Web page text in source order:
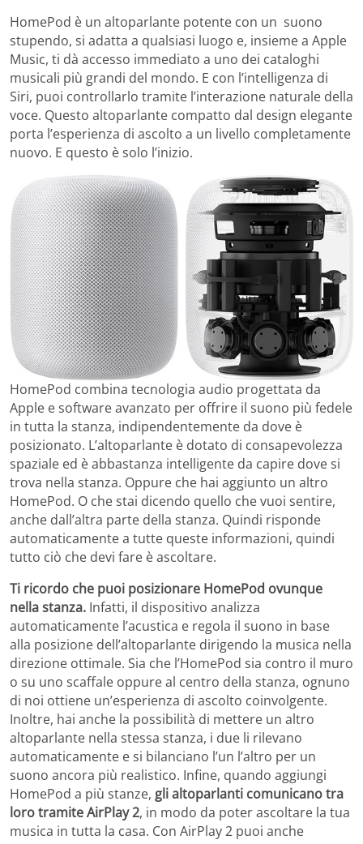
HomePod è un altoparlante potente con un suono
stupendo, si adatta a qualsiasi luogo e, insieme a Apple
Music, ti dà accesso immediato a uno dei cataloghi
musicali più grandi del mondo. E con l’intelligenza di
Siri, puoi controllarlo tramite l’interazione naturale della
voce. Questo altoparlante compatto dal design elegante
porta l’esperienza di ascolto a un livello completamente
nuovo. E questo è solo l’inizio.
HomePod combina tecnologia audio progettata da
Apple e software avanzato per offrire il suono più fedele
in tutta la stanza, indipendentemente da dove è
posizionato. L’altoparlante è dotato di consapevolezza
spaziale ed è abbastanza intelligente da capire dove si
trova nella stanza. Oppure che hai aggiunto un altro
HomePod. O che stai dicendo quello che vuoi sentire,
anche dall’altra parte della stanza. Quindi risponde
automaticamente a tutte queste informazioni, quindi
tutto ciò che devi fare è ascoltare.
Ti ricordo che puoi posizionare HomePod ovunque
nella stanza. Infatti, il dispositivo analizza
automaticamente l’acustica e regola il suono in base
alla posizione dell’altoparlante dirigendo la musica nella
direzione ottimale. Sia che l’HomePod sia contro il muro
o su uno scaffale oppure al centro della stanza, ognuno
di noi ottiene un’esperienza di ascolto coinvolgente.
Inoltre, hai anche la possibilità di mettere un altro
altoparlante nella stessa stanza, i due li rilevano
automaticamente e si bilanciano l’un l’altro per un
suono ancora più realistico. Infine, quando aggiungi
HomePod a più stanze, gli altoparlanti comunicano tra
loro tramiteAirPlay 2, in modo da poter ascoltare la tua
musica in tutta la casa. Con AirPlay 2 puoi anche